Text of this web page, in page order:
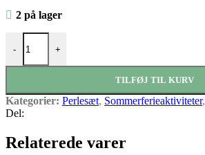
kr.49,00.
2 på lager
-
Perlesæt Regnbue antal
+
TILFØJ TIL KURV
Kategorier: Perlesæt, Sommerferieaktiviteter,
Del:
Relaterede varer